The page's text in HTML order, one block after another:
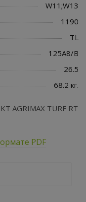
W11;W13
1190
TL
125A8/B
26.5
68.2 кг.
AGRIMAX TURF RT
PDF